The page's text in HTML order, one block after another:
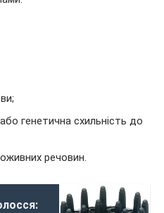
генетична схильність до
речовин.